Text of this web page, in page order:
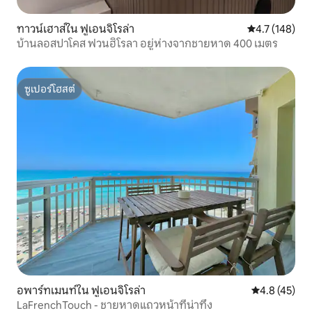
ทาวน์เฮาส์ใน ฟูเอนจิโรล่า คะแนนเฉลี่ย
4.7 (148)
บ้านลอสปาโคส ฟวนฮิโรลา อยู่ห่างจากชายหาด 400 เมตร
ซูเปอร์โฮสต์
ซูเปอร์โฮสต์
อพาร์ทเมนท์ใน ฟูเอนจิโรล่า คะแนนเฉลี่ย
4.8 (45)
LaFrenchTouch - ชายหาดแถวหน้าที่น่าทึ่ง